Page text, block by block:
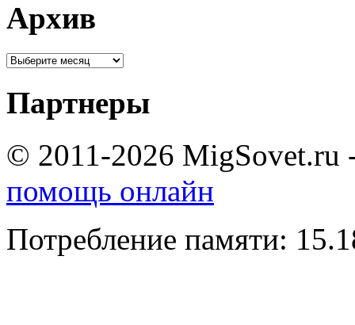
Архив
Партнеры
© 2011-2026 MigSovet.ru
помощь онлайн
Потребление памяти: